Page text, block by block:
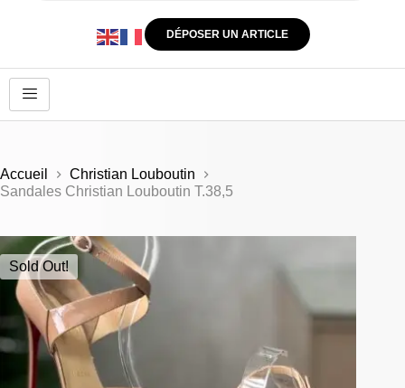
DÉPOSER UN ARTICLE
Accueil
Christian Louboutin
Sandales Christian Louboutin T.38,5
Sold Out!